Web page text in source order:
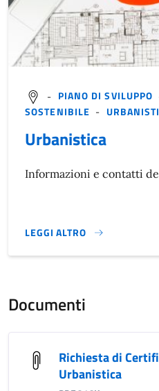
- PIANO DI SVILUPPO
SOSTENIBILE -
Urbanistica
Informazioni e contatti
LEGGI ALTRO
}
Documenti
Richiesta di
Urbanistica